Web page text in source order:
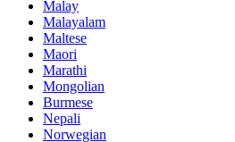
Malay
Malayalam
Maltese
Maori
Marathi
Mongolian
Burmese
Nepali
Norwegian